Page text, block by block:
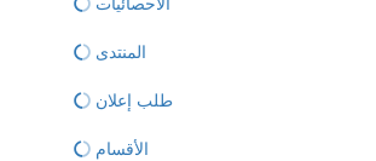
المنتدى
طلب إعلان
الأقسام